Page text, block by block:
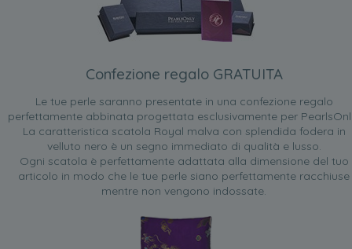
Confezione regalo GRATUITA
Le tue perle saranno presentate in una confezione regalo
perfettamente abbinata progettata esclusivamente per
La caratteristica scatola Royal malva con splendida fodera in
velluto nero è un segno immediato di qualità e lusso.
Ogni scatola è perfettamente adattata alla dimensione del tuo
articolo in modo che le tue perle siano perfettamente racchiuse
mentre non vengono indossate.